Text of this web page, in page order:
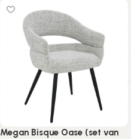
Megan Bisque Oase (set van